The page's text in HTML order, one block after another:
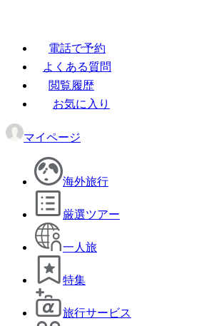
電話で予約
よくある質問
閲覧履歴
お気に入り
マイページ
海外旅行
厳選ツアー
一人旅
特集
旅行サービス